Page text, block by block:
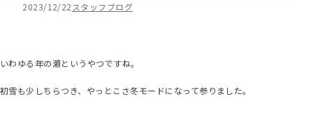
2023/12/22 スタッフブログ
いわゆる年の瀬というやつですね。
初雪も少しちらつき、やっとこさ冬モードになって参りました。